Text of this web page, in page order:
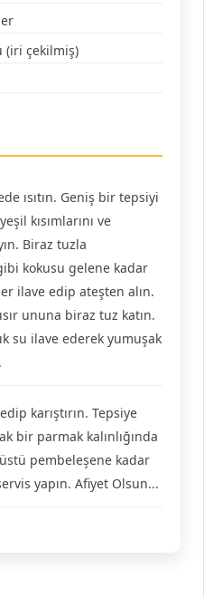
(iri çekilmiş)
ısıtın. Geniş bir tepsiyi
kısımlarını ve
Biraz tuzla
kokusu gelene kadar
ilave edip ateşten alın.
ununa biraz tuz katın.
su ilave ederek yumuşak
karıştırın. Tepsiye
bir parmak kalınlığında
üstü pembeleşene kadar
yapın. Afiyet Olsun...